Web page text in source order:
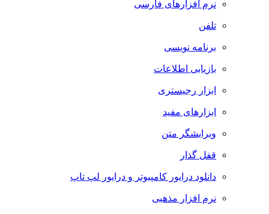
نرم افزارهای فارسی
تلفن
برنامه نویسی
بازیابی اطلاعات
ابزار رجیستری
ابزارهای مفید
ویرایشگر متن
قفل گذار
دانلود درایور کامپیوتر و درایور لپ تاپ
نرم افزار مذهبی